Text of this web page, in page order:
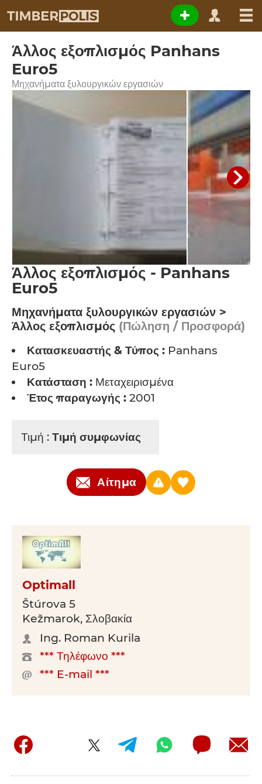
Άλλος εξοπλισμός Panhans
Euro5
Μηχανήματα ξυλουργικών εργασιών
Άλλος εξοπλισμός - Panhans
Euro5
Μηχανήματα ξυλουργικών εργασιών >
Άλλος εξοπλισμός (Πώληση / Προσφορά)
Κατασκευαστής & Τύπος : Panhans
Euro5
Κατάσταση : Μεταχειρισμένα
Έτος παραγωγής : 2001
Τιμή : Τιμή συμφωνίας
Αίτημα
Optimall
Štúrova 5
Kežmarok, Σλοβακία
Ing. Roman Kurila
*** Τηλέφωνο ***
*** E-mail ***